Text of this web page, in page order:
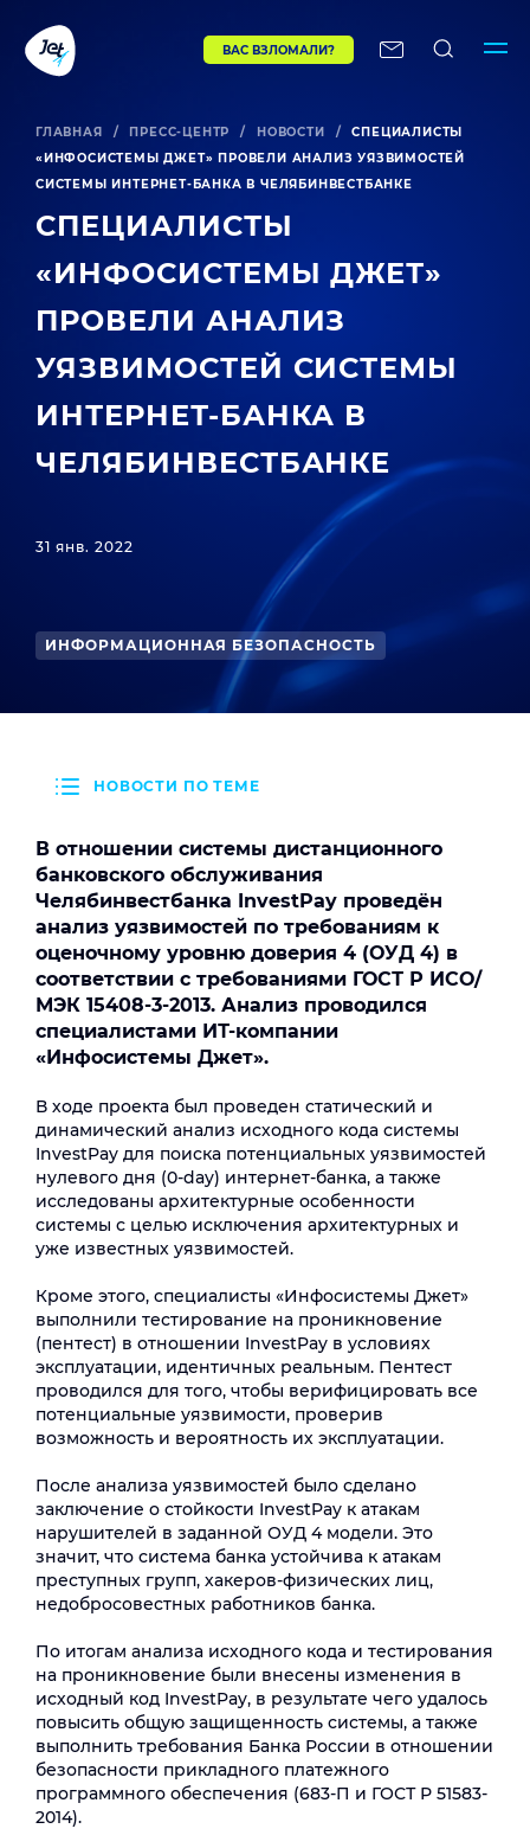
ВАС ВЗЛОМАЛИ?
ГЛАВНАЯ / ПРЕСС-ЦЕНТР / НОВОСТИ /
СПЕЦИАЛИСТЫ
«ИНФОСИСТЕМЫ ДЖЕТ» ПРОВЕЛИ АНАЛИЗ УЯЗВИМОСТЕЙ
СИСТЕМЫ ИНТЕРНЕТ-БАНКА В ЧЕЛЯБИНВЕСТБАНКЕ
СПЕЦИАЛИСТЫ
«ИНФОСИСТЕМЫ ДЖЕТ»
ПРОВЕЛИ АНАЛИЗ
УЯЗВИМОСТЕЙ СИСТЕМЫ
ИНТЕРНЕТ-БАНКА В
ЧЕЛЯБИНВЕСТБАНКЕ
31 янв. 2022
ИНФОРМАЦИОННАЯ БЕЗОПАСНОСТЬ
НОВОСТИ ПО ТЕМЕ
В отношении системы дистанционного
банковского обслуживания
Челябинвестбанка InvestPay проведён
анализ уязвимостей по требованиям к
оценочному уровню доверия 4 (ОУД 4) в
соответствии с требованиями ГОСТ Р ИСО/
МЭК 15408-3-2013. Анализ проводился
специалистами ИТ-компании
«Инфосистемы Джет».
В ходе проекта был проведен статический и
динамический анализ исходного кода системы
InvestPay для поиска потенциальных уязвимостей
нулевого дня (0-day) интернет-банка, а также
исследованы архитектурные особенности
системы с целью исключения архитектурных и
уже известных уязвимостей.
Кроме этого, специалисты «Инфосистемы Джет»
выполнили тестирование на проникновение
(пентест) в отношении InvestPay в условиях
эксплуатации, идентичных реальным. Пентест
проводился для того, чтобы верифицировать все
потенциальные уязвимости, проверив
возможность и вероятность их эксплуатации.
После анализа уязвимостей было сделано
заключение о стойкости InvestPay к атакам
нарушителей в заданной ОУД 4 модели. Это
значит, что система банка устойчива к атакам
преступных групп, хакеров-физических лиц,
недобросовестных работников банка.
По итогам анализа исходного кода и тестирования
на проникновение были внесены изменения в
исходный код InvestPay, в результате чего удалось
повысить общую защищенность системы, а также
выполнить требования Банка России в отношении
безопасности прикладного платежного
программного обеспечения (683-П и ГОСТ Р 51583-
2014).